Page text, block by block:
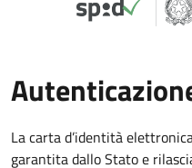
La carta d’identità
garantita dallo Stato e